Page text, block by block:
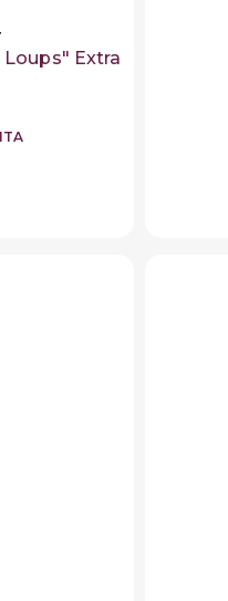
Extra